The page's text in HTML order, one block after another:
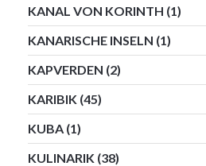
KANAL VON KORINTH (1)
KANARISCHE INSELN (1)
KAPVERDEN (2)
KARIBIK (45)
KUBA (1)
KULINARIK (38)